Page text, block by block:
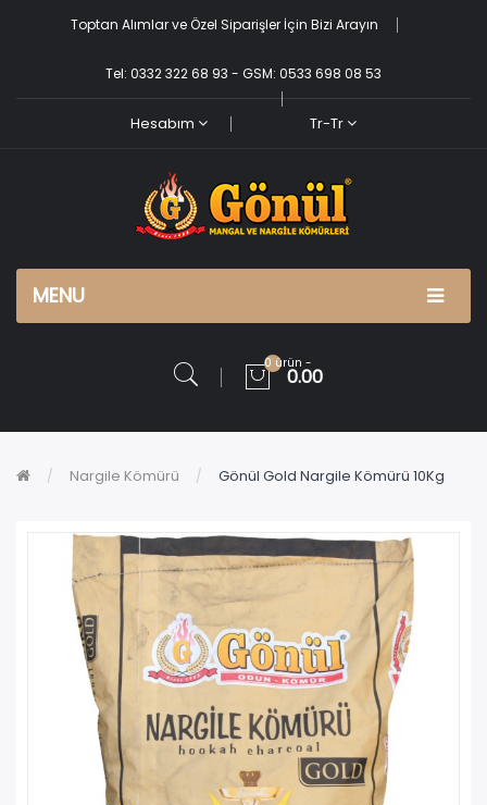
Toptan Alımlar ve Özel Siparişler İçin Bizi Arayın
Tel: 0332 322 68 93 - GSM: 0533 698 08 53
Hesabım Tr-Tr
MENU
0 ürün -
0.00
Nargile Kömürü Gönül Gold Nargile Kömürü 10Kg